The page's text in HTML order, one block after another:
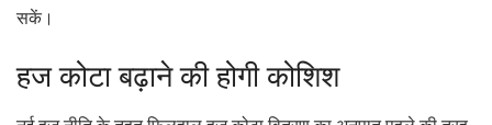
सकें।
हज कोटा बढ़ाने की होगी कोशिश